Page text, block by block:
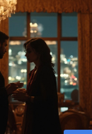
ошибках